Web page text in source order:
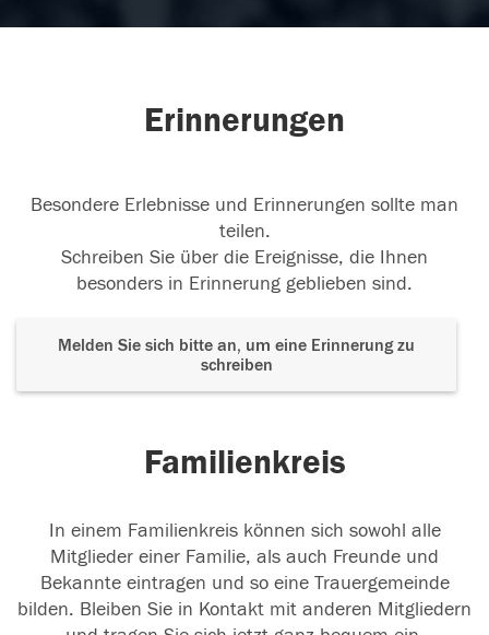
Erinnerungen
Besondere Erlebnisse und Erinnerungen sollte man
teilen.
Schreiben Sie über die Ereignisse, die Ihnen
besonders in Erinnerung geblieben sind.
Melden Sie sich bitte an, um eine Erinnerung zu
schreiben
Familienkreis
In einem Familienkreis können sich sowohl alle
Mitglieder einer Familie, als auch Freunde und
Bekannte eintragen und so eine Trauergemeinde
bilden. Bleiben Sie in Kontakt mit anderen Mitgliedern